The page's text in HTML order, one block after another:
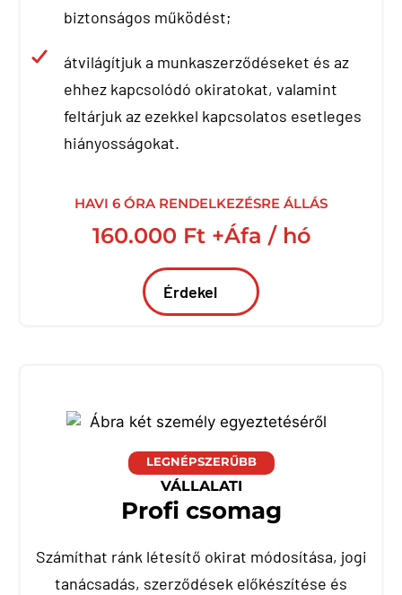
biztonságos működést;
átvilágítjuk a munkaszerződéseket és az
ehhez kapcsolódó okiratokat, valamint
feltárjuk az ezekkel kapcsolatos esetleges
hiányosságokat.
HAVI 6 ÓRA RENDELKEZÉSRE ÁLLÁS
160.000 Ft +Áfa / hó
Érdekel
LEGNÉPSZERŰBB
VÁLLALATI
Profi csomag
Számíthat ránk létesítő okirat módosítása, jogi
tanácsadás, szerződések előkészítése és